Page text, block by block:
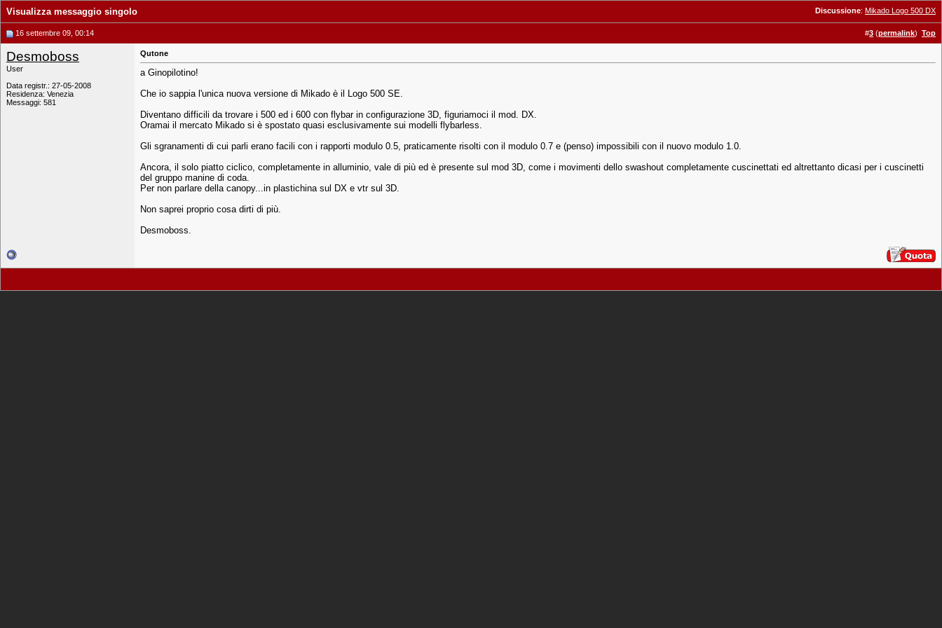
Discussione: Mikado Logo 500 DX
Visualizza messaggio singolo
16 settembre 09, 00:14 #3 (permalink) Top
Desmoboss
User
Data registr.: 27-05-2008
Residenza: Venezia
Messaggi: 581
Qutone
a Ginopilotino!
Che io sappia l'unica nuova versione di Mikado è il Logo 500 SE.
Diventano difficili da trovare i 500 ed i 600 con flybar in configurazione 3D, figuriamoci il mod. DX.
Oramai il mercato Mikado si è spostato quasi esclusivamente sui modelli flybarless.
Gli sgranamenti di cui parli erano facili con i rapporti modulo 0.5, praticamente risolti con il modulo 0.7 e (penso) impossibili con il nuovo modulo 1.0.
Ancora, il solo piatto ciclico, completamente in alluminio, vale di più ed è presente sul mod 3D, come i movimenti dello swashout completamente cuscinettati ed altrettanto dicasi per i cuscinetti
del gruppo manine di coda.
Per non parlare della canopy...in plastichina sul DX e vtr sul 3D.
Non saprei proprio cosa dirti di più.
Desmoboss.